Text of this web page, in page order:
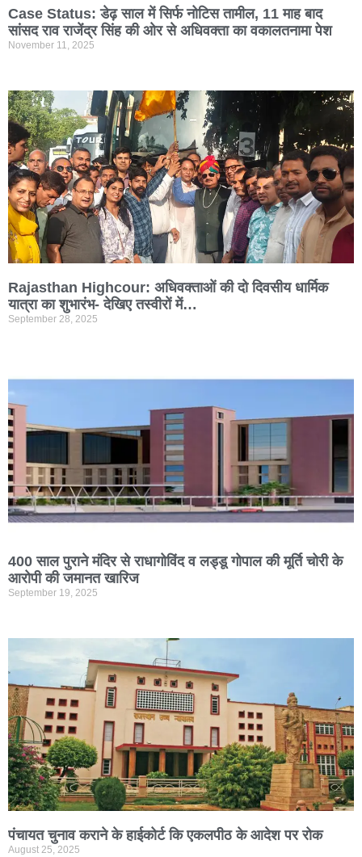
Case Status: डेढ़ साल में सिर्फ नोटिस तामील, 11 माह बाद
सांसद राव राजेंद्र सिंह की ओर से अधिवक्ता का वकालतनामा पेश
November 11, 2025
Rajasthan Highcour: अधिवक्ताओं की दो दिवसीय धार्मिक
यात्रा का शुभारंभ- देखिए तस्वीरों में…
September 28, 2025
400 साल पुराने मंदिर से राधागोविंद व लड्डू गोपाल की मूर्ति चोरी के
आरोपी की जमानत खारिज
September 19, 2025
पंचायत चुनाव कराने के हाईकोर्ट कि एकलपीठ के आदेश पर रोक
August 25, 2025